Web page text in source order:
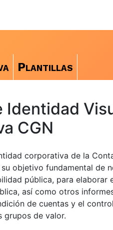
Plantillas
Identidad
CGN
corporativa de la
objetivo fundamental de
pública, para elaborar
así como otros
de cuentas y el
grupos de valor.